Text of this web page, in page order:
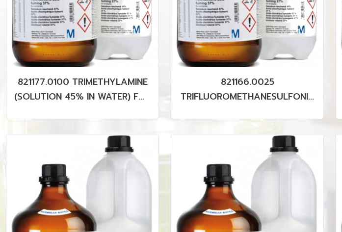
821177.0100 TRIMETHYLAMINE
(SOLUTION 45% IN WATER) FOR
821166.0025
TRIFLUOROMETHANESULFONIC